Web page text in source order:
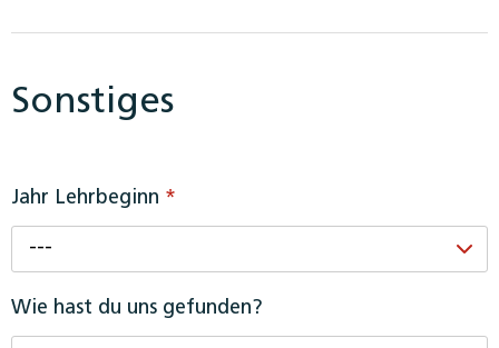
Sonstiges
Jahr Lehrbeginn *
---
Wie hast du uns gefunden?